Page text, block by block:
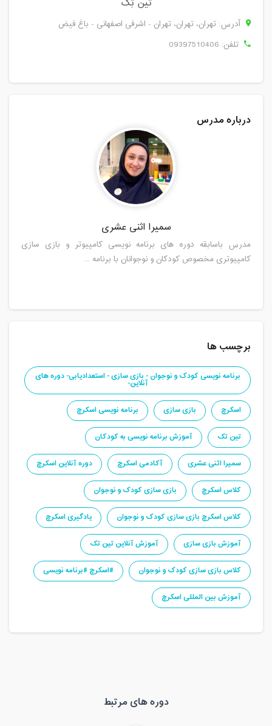
تین تِک
آدرس: تهران، تهران، تهران - اشرفی اصفهانی - باغ فیض
تلفن: 09397510406
درباره مدرس
سمیرا اثنی عشری
مدرس باسابقه دوره های برنامه نویسی کامپیوتر و بازی سازی
کامپیوتری مخصوص کودکان و نوجوانان با برنامه ...
برچسب ها
برنامه نویسی کودک و نوجوان - بازی سازی - استعدادیابی- دوره های
آنلاین-
اسکرچ
بازی سازی
برنامه نویسی اسکرچ
تین تک
آموزش برنامه نویسی به کودکان
سمیرا اثنی عشری
آکادمی اسکرچ
دوره آنلاین اسکرچ
کلاس اسکرچ
بازی سازی کودک و نوجوان
کلاس اسکرچ بازی سازی کودک و نوجوان
یادگیری اسکرچ
آموزش بازی سازی
آموزش آنلاین تین تک
کلاس بازی سازی کودک و نوجوان
#اسکرچ #برنامه نویسی
آموزش بین المللی اسکرچ
دوره های مرتبط